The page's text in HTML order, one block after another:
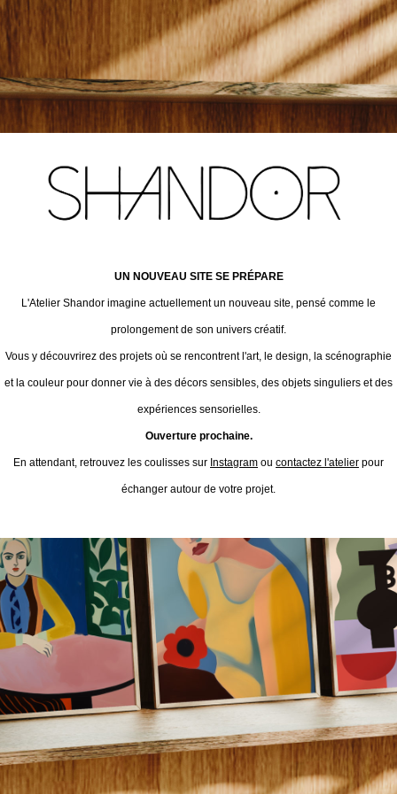
UN NOUVEAU SITE SE PRÉPARE
L'Atelier Shandor imagine actuellement un nouveau site, pensé comme le
prolongement de son univers créatif.
Vous y découvrirez des projets où se rencontrent l'art, le design, la scénographie
et la couleur pour donner vie à des décors sensibles, des objets singuliers et des
expériences sensorielles.
Ouverture prochaine.
En attendant, retrouvez les coulisses sur Instagram ou contactez l'atelier pour
échanger autour de votre projet.